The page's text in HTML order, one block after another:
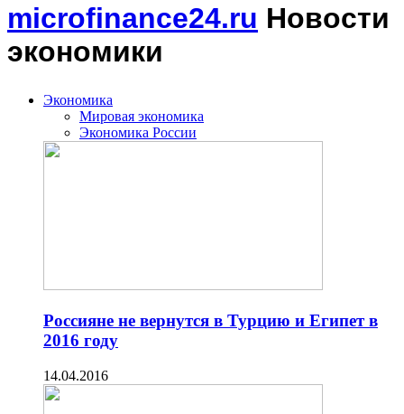
microfinance24.ru Новости
экономики
Экономика
Мировая экономика
Экономика России
Россияне не вернутся в Турцию и Египет в
2016 году
14.04.2016